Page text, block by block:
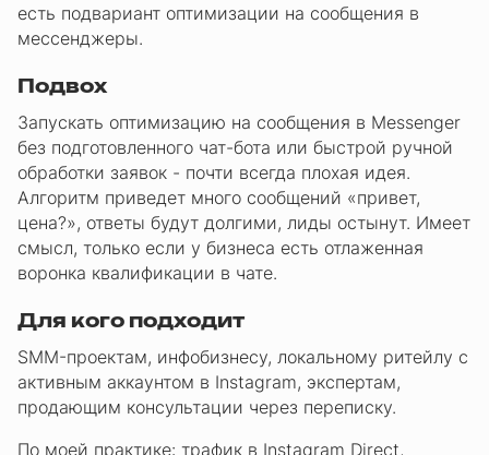
есть подвариант оптимизации на сообщения в
мессенджеры.
Подвох
Запускать оптимизацию на сообщения в Messenger
без подготовленного чат-бота или быстрой ручной
обработки заявок - почти всегда плохая идея.
Алгоритм приведет много сообщений «привет,
цена?», ответы будут долгими, лиды остынут. Имеет
смысл, только если у бизнеса есть отлаженная
воронка квалификации в чате.
Для кого подходит
SMM-проектам, инфобизнесу, локальному ритейлу с
активным аккаунтом в Instagram, экспертам,
продающим консультации через переписку.
По моей практике: трафик в Instagram Direct,